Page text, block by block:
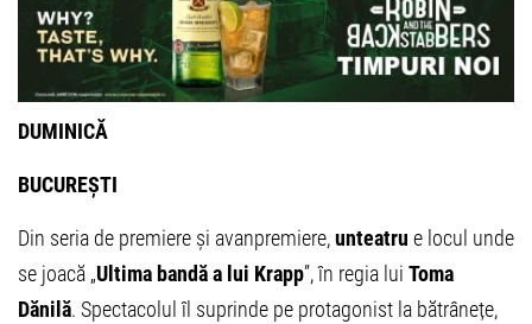
DUMINICĂ
BUCUREȘTI
Din seria de premiere și avanpremiere,unteatru e locul unde
se joacă „Ultima bandă a lui Krapp”, în regia lui Toma
Dănilă. Spectacolul îl suprinde pe protagonist la bătrânețe,